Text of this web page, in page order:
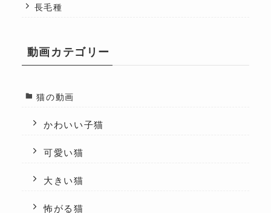
長毛種
動画カテゴリー
猫の動画
かわいい子猫
可愛い猫
大きい猫
怖がる猫